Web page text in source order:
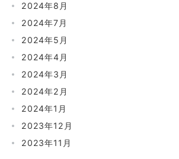
2024年8月
2024年7月
2024年5月
2024年4月
2024年3月
2024年2月
2024年1月
2023年12月
2023年11月